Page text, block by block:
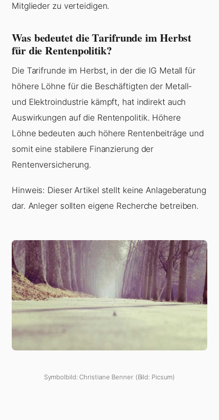
Mitglieder zu verteidigen.
Was bedeutet die Tarifrunde im Herbst
für die Rentenpolitik?
Die Tarifrunde im Herbst, in der die IG Metall für
höhere Löhne für die Beschäftigten der Metall-
und Elektroindustrie kämpft, hat indirekt auch
Auswirkungen auf die Rentenpolitik. Höhere
Löhne bedeuten auch höhere Rentenbeiträge und
somit eine stabilere Finanzierung der
Rentenversicherung.
Hinweis: Dieser Artikel stellt keine Anlageberatung
dar. Anleger sollten eigene Recherche betreiben.
Symbolbild: Christiane Benner (Bild: Picsum)